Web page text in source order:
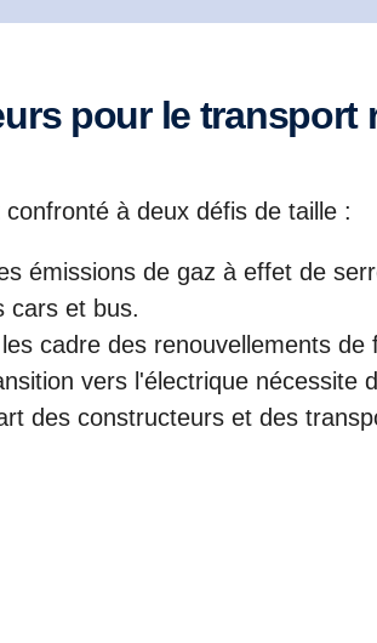
pour le transport
à deux défis de taille :
émissions de gaz à effet de
cars et bus.
cadre des renouvellements de
vers l'électrique nécessite
des constructeurs et des